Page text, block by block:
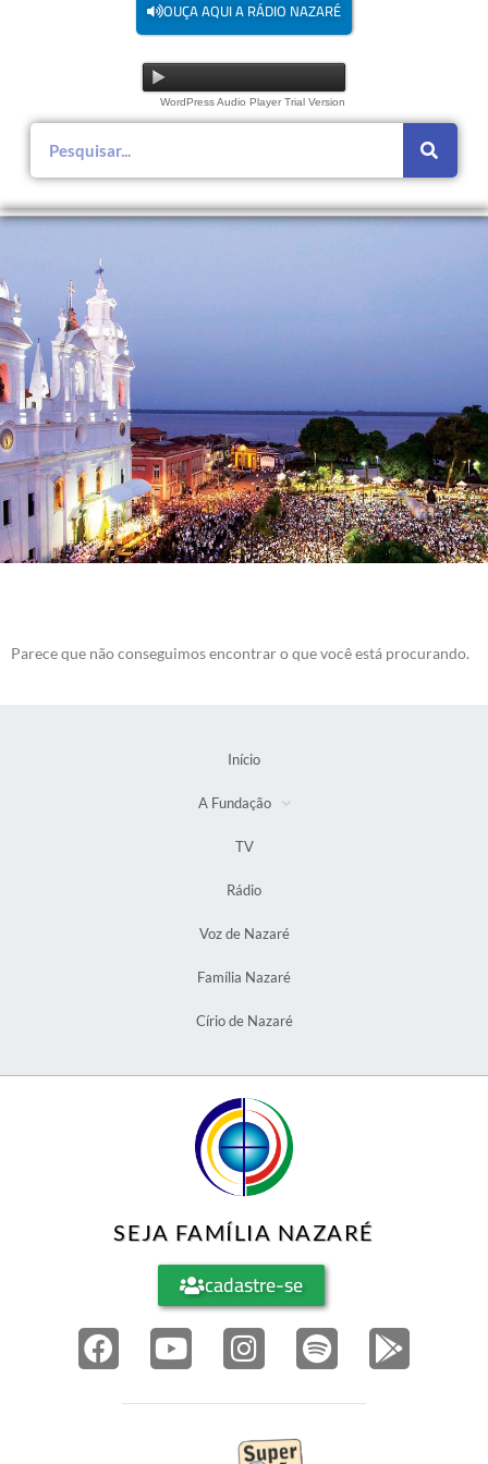
OUÇA AQUI A RÁDIO NAZARÉ
WordPress Audio Player Trial Version
Parece que não conseguimos encontrar o que você está procurando.
Início
A Fundação
TV
Rádio
Voz de Nazaré
Família Nazaré
Círio de Nazaré
SEJA FAMÍLIA NAZARÉ
cadastre-se